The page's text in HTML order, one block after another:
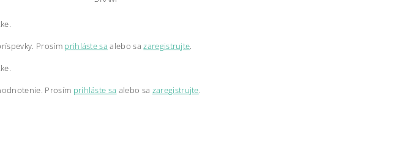
Prosím prihláste sa alebo sazaregistrujte.
Prosím prihláste sa alebo sa zaregistrujte.